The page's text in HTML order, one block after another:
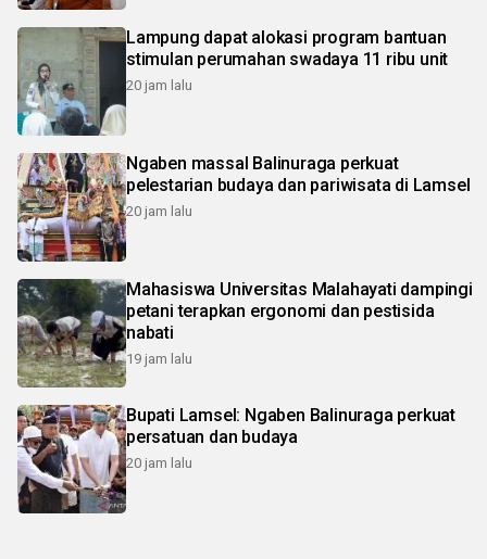
Lampung dapat alokasi program bantuan
stimulan perumahan swadaya 11 ribu unit
20 jam lalu
Ngaben massal Balinuraga perkuat
pelestarian budaya dan pariwisata di Lamsel
20 jam lalu
Mahasiswa Universitas Malahayati dampingi
petani terapkan ergonomi dan pestisida
nabati
19 jam lalu
Bupati Lamsel: Ngaben Balinuraga perkuat
persatuan dan budaya
20 jam lalu